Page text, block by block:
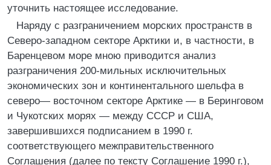
уточнить настоящее исследование.
Наряду с разграничением морских пространств в
Северо-западном секторе Арктики и, в частности, в
Баренцевом море мною приводится анализ
разграничения 200-мильных исключительных
экономических зон и континентального шельфа в
северо— восточном секторе Арктике — в Беринговом
и Чукотских морях — между СССР и США,
завершившихся подписанием в 1990 г.
соответствующего межправительственного
Соглашения (далее по тексту Соглашение 1990 г.),